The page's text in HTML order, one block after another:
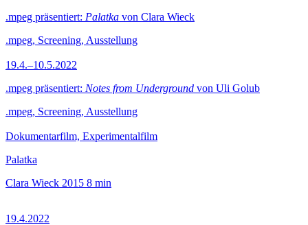
.mpeg präsentiert: Palatka von Clara Wieck
.mpeg, Screening, Ausstellung
19.4.–10.5.2022
.mpeg präsentiert: Notes from Underground von Uli Golub
.mpeg, Screening, Ausstellung
Dokumentarfilm, Experimentalfilm
Palatka
Clara Wieck 2015 8 min
19.4.2022